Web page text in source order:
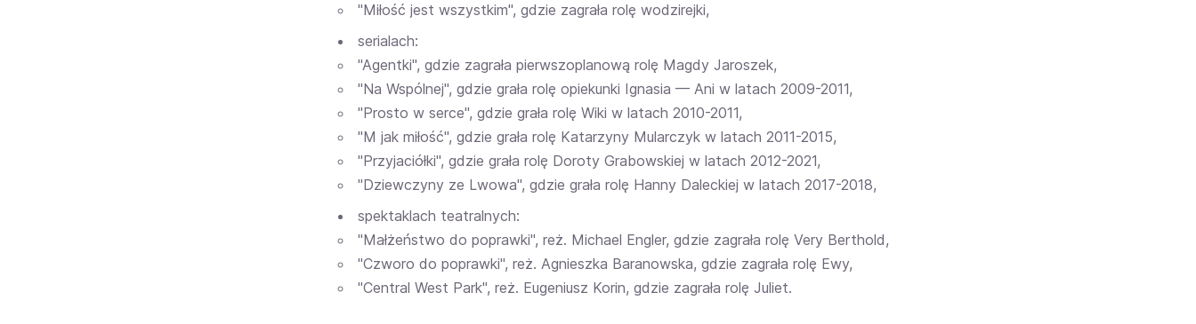
"Miłość jest wszystkim", gdzie zagrała rolę wodzirejki,
serialach:
"Agentki", gdzie zagrała pierwszoplanową rolę Magdy Jaroszek,
"Na Wspólnej", gdzie grała rolę opiekunki Ignasia — Ani w latach 2009-2011,
"Prosto w serce", gdzie grała rolę Wiki w latach 2010-2011,
"M jak miłość", gdzie grała rolę Katarzyny Mularczyk w latach 2011-2015,
"Przyjaciółki", gdzie grała rolę Doroty Grabowskiej w latach 2012-2021,
"Dziewczyny ze Lwowa", gdzie grała rolę Hanny Daleckiej w latach 2017-2018,
spektaklach teatralnych:
"Małżeństwo do poprawki", reż. Michael Engler, gdzie zagrała rolę Very Berthold,
"Czworo do poprawki", reż. Agnieszka Baranowska, gdzie zagrała rolę Ewy,
"Central West Park", reż. Eugeniusz Korin, gdzie zagrała rolę Juliet.